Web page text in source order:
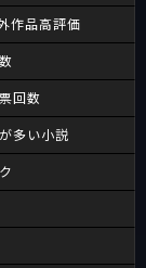
作品高評価
回数
多い小説